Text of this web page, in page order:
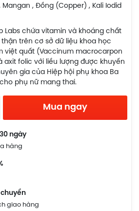
Mangan , Đồng (Copper) , Kali Iodid
Labs chứa vitamin và khoáng chất
trên cơ sở dữ liệu khoa học
việt quất (Vaccinum macrocarpon
axit folic với liều lượng được khuyến
gia của Hiệp hội phụ khoa Ba
phụ nữ mang thai.
Mua ngay
ngày
hàng
giao hàng